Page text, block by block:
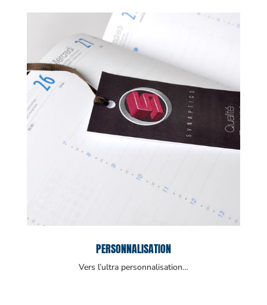
PERSONNALISATION
Vers l’ultra personnalisation…